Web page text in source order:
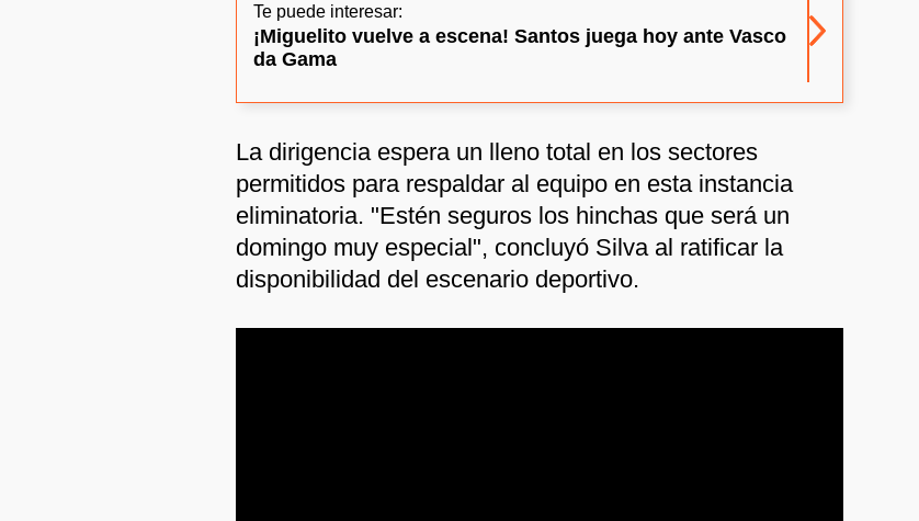
Te puede interesar:
¡Miguelito vuelve a escena! Santos juega hoy ante Vasco
da Gama
La dirigencia espera un lleno total en los sectores
permitidos para respaldar al equipo en esta instancia
eliminatoria. "Estén seguros los hinchas que será un
domingo muy especial", concluyó Silva al ratificar la
disponibilidad del escenario deportivo.